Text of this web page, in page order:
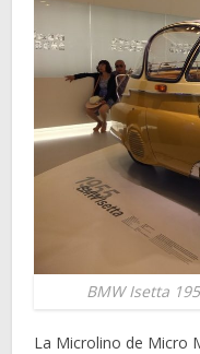
BMW Isetta
La Microlino de Micro